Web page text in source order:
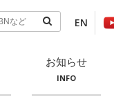
EN
お知らせ
INFO